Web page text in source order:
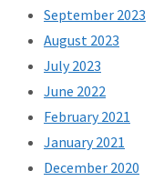
September 2023
August 2023
July 2023
June 2022
February 2021
January 2021
December 2020